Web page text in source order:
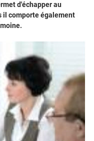
d'échapper au
il comporte également